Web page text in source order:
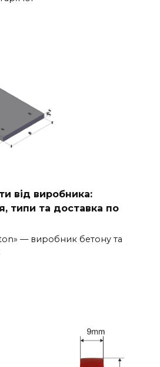
від виробника:
типи та доставка по
— виробник бетону та